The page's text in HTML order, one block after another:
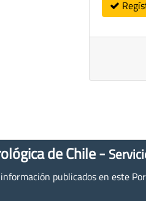
de Chile -
publicados en este